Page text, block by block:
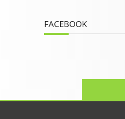
FACEBOOK